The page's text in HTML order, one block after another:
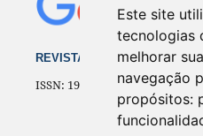
Este site
tecnologias
melhorar
navegação
propósitos:
REVISTA ELETRÔNICA DO
ISSN: 1981-8386